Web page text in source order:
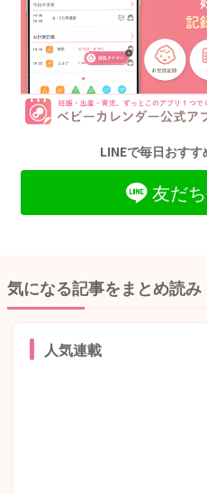
LINEで毎日おすす
友だ
気になる記事をまとめ読み
人気連載